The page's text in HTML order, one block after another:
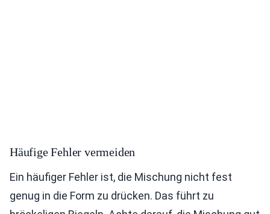
Häufige Fehler vermeiden
Ein häufiger Fehler ist, die Mischung nicht fest
genug in die Form zu drücken. Das führt zu